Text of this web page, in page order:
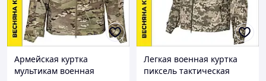
Армейская куртка
мультикам военная
Легкая военная куртка
пиксель тактическая